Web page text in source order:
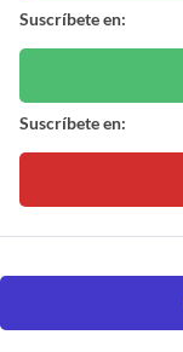
Suscríbete en:
Suscríbete en: